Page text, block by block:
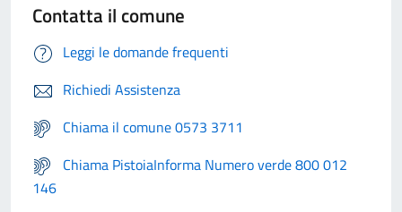
Contatta il comune
Leggi le domande frequenti
Richiedi Assistenza
Chiama il comune 0573 3711
Chiama PistoiaInforma Numero verde 800 012
146